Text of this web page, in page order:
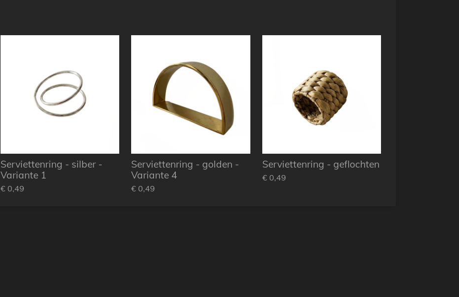
Serviettenring - silber -
Variante 1
€ 0,49
Serviettenring - golden -
Variante 4
€ 0,49
Serviettenring - geflochten
€ 0,49